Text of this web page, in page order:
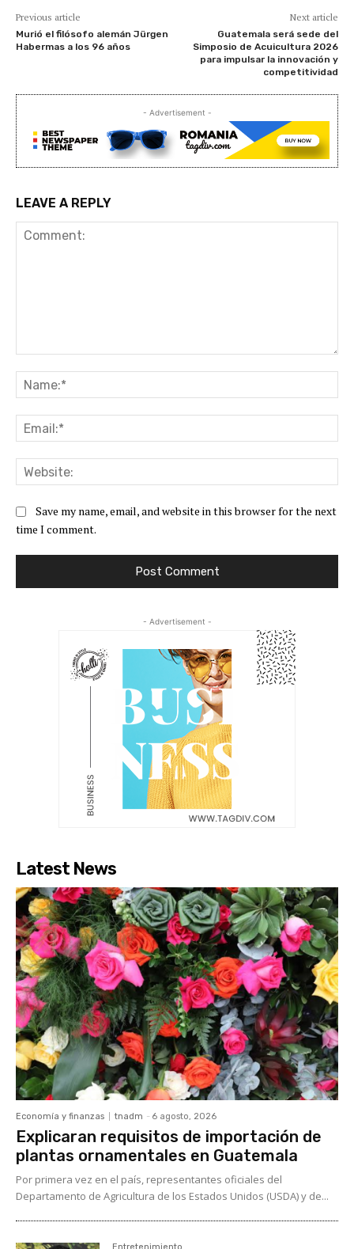
Previous article
Murió el filósofo alemán Jürgen
Habermas a los 96 años
Next article
Guatemala será sede del
Simposio de Acuicultura 2026
para impulsar la innovación y
competitividad
- Advertisement -
LEAVE A REPLY
Save my name, email, and website in this browser for the next
time I comment.
- Advertisement -
Latest News
Economía y finanzas tnadm - 6 agosto, 2026
Explicaran requisitos de importación de
plantas ornamentales en Guatemala
Por primera vez en el país, representantes oficiales del
Departamento de Agricultura de los Estados Unidos (USDA) y de...
Entretenimiento